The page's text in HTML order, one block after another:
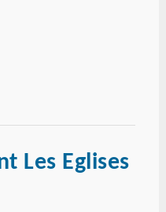
Les Eglises